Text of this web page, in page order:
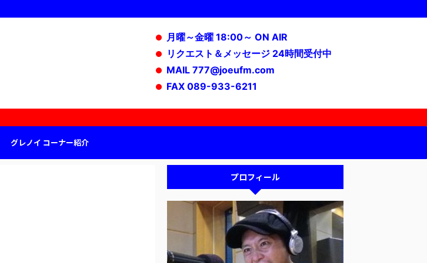
月曜～金曜 18:00～ ON AIR
リクエスト＆メッセージ 24時間受付中
MAIL 777@joeufm.com
FAX 089-933-6211
グレノイ コーナー紹介
プロフィール